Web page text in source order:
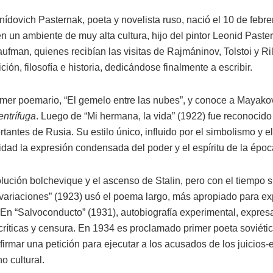
Pasternak, poeta y novelista ruso, nació el 10 de
un ambiente de muy alta cultura, hijo del pintor Leonid
quienes recibían las visitas de Rajmáninov, Tolstoi y
filosofía e historia, dedicándose finalmente a escribir.
poemario, “El gemelo entre las nubes”, y conoce a
. Luego de “Mi hermana, la vida” (1922) fue
de Rusia. Su estilo único, influido por el simbolismo y
la expresión condensada del poder y el espíritu de la
bolchevique y el ascenso de Stalin, pero con el tiempo
(1923) usó el poema largo, más apropiado para
“Salvoconducto” (1931), autobiografía experimental,
y censura. En 1934 es proclamado primer poeta
una petición para ejecutar a los acusados de los juicios-
cultural.